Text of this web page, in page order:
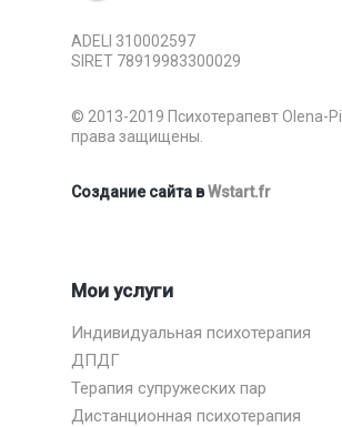
ADELI 310002597
SIRET 78919983300029
© 2013-2019 Психотерапевт Olena-
права защищены.
Создание сайта вWstart.fr
Мои услуги
Индивидуальная психотерапия
ДПДГ
Терапия супружеских пар
Дистанционная психотерапия